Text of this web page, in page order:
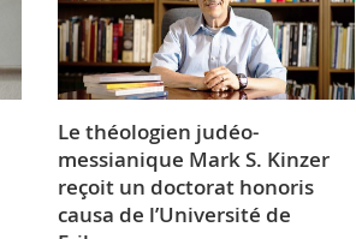
Le théologien judéo-
messianique Mark S. Kinzer
reçoit un doctorat honoris
causa de l’Université de